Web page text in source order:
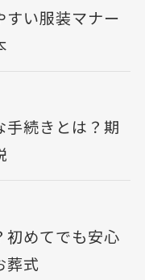
すい服装マナー
手続きとは？期
初めてでも安心
葬式